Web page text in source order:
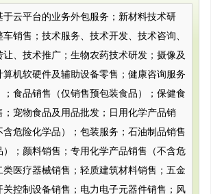
于云平台的业务外包服务；新材料技术研
销售；技术服务、技术开发、技术咨询、
、技术推广；生物农药技术研发；摄像及
机软硬件及辅助设备零售；健康咨询服务
；食品销售（仅销售预包装食品）；保健食
；宠物食品及用品批发；日用化学产品销
危险化学品）；包装服务；石油制品销售
）；颜料销售；专用化学产品销售（不含危
类医疗器械销售；轻质建筑材料销售；五金
关控制设备销售；电力电子元器件销售；风